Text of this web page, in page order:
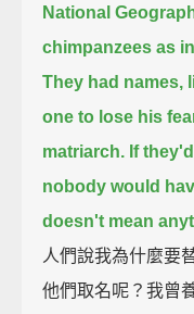
National
chimpanzees as
They had names,
one to lose his
matriarch. If
nobody would
doesn't mean
人們說我為什麼要
他們取名呢？我曾